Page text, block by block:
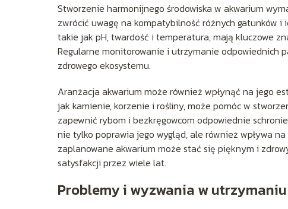
Stworzenie harmonijnego środowiska w akwarium
zwrócić uwagę na kompatybilność różnych gatunków
takie jak pH, twardość i temperatura, mają kluczowe
Regularne monitorowanie i utrzymanie
zdrowego ekosystemu.
Aranżacja akwarium może również wpłynąć na jego
jak kamienie, korzenie i rośliny, może pomóc w
zapewnić rybom i bezkręgowcom odpowiednie
nie tylko poprawia jego wygląd, ale również wpływa
zaplanowane akwarium może stać się pięknym i
satysfakcji przez wiele lat.
Problemy i wyzwania w